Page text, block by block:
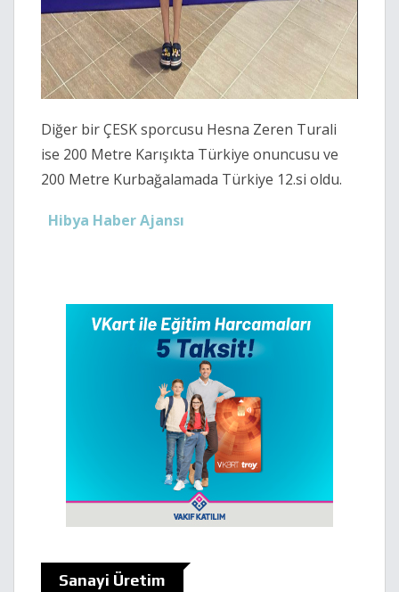
Diğer bir ÇESK sporcusu Hesna Zeren Turali
ise 200 Metre Karışıkta Türkiye onuncusu ve
200 Metre Kurbağalamada Türkiye 12.si oldu.
Hibya Haber Ajansı
Sanayi Üretim